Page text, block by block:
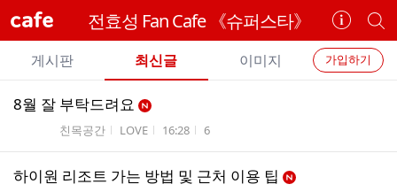
cafe 전효성 Fan Cafe 《슈퍼스타》
카
페
정
보
개
별
카
페
카
가입하기
게시판 최신글 이미지
전
글
리
8월 잘 부탁드려요
친목공간 작성자
LOVE 작성시간
16:28 조회수
6
하이원 리조트 가는 방법 및 근처 이용 팁